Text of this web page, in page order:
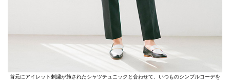
首元にアイレット刺繍が施されたシャツチュニックと合わせて、いつものシンプルコーデを